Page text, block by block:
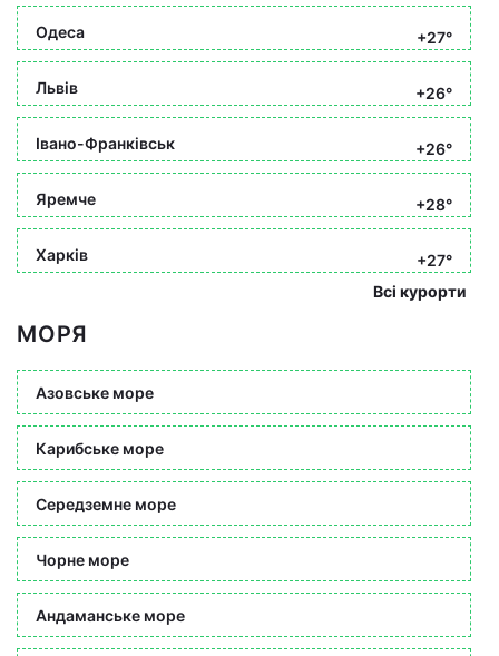
Одеса +27°
Львів +26°
Івано-Франківськ +26°
Яремче +28°
Харків
+27°
Всі курорти
МОРЯ
Азовське море
Карибське море
Середземне море
Чорне море
Андаманське море